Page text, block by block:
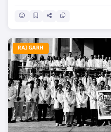
RAIGARH